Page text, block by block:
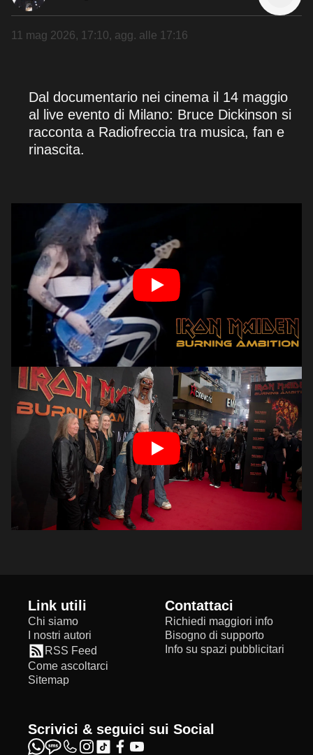
11 mag 2026, 17:10, agg. alle 17:16
Dal documentario nei cinema il 14 maggio
al live evento di Milano: Bruce Dickinson si
racconta a Radiofreccia tra musica, fan e
rinascita.
Link utili
Chi siamo
I nostri autori
RSS Feed
Come ascoltarci
Sitemap
Contattaci
Richiedi maggiori info
Bisogno di supporto
Info su spazi pubblicitari
Scrivici & seguici sui Social